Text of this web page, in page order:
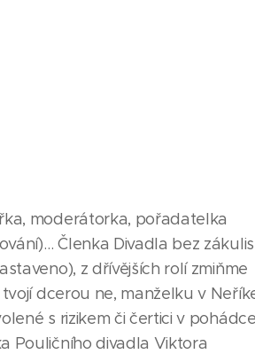
moderátorka, pořadatelka
Členka Divadla bez
z dřívějších rolí zmiňme
dcerou ne, manželku v
s rizikem či čertici v pohádce
Pouličního divadla Viktora